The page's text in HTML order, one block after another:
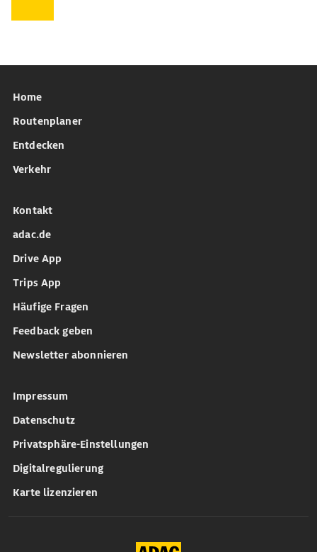
Home
Routenplaner
Entdecken
Verkehr
Kontakt
adac.de
Drive App
Trips App
Häufige Fragen
Feedback geben
Newsletter abonnieren
Impressum
Datenschutz
Privatsphäre-Einstellungen
Digitalregulierung
Karte lizenzieren